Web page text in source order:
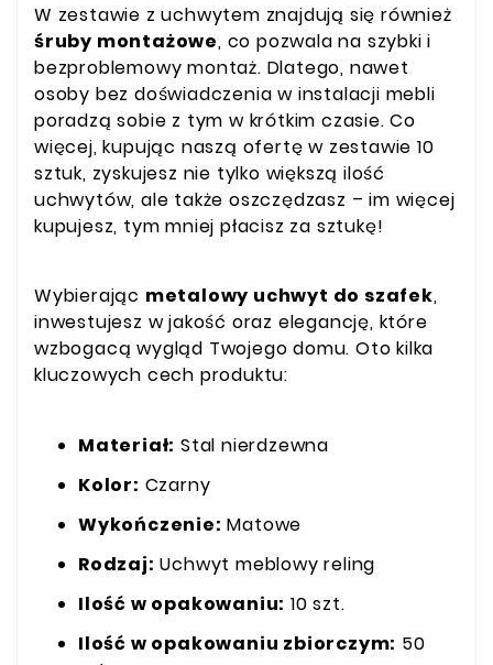
W zestawie z uchwytem znajdują się również
śruby montażowe, co pozwala na szybki i
bezproblemowy montaż. Dlatego, nawet
osoby bez doświadczenia w instalacji mebli
poradzą sobie z tym w krótkim czasie. Co
więcej, kupując naszą ofertę w zestawie 10
sztuk, zyskujesz nie tylko większą ilość
uchwytów, ale także oszczędzasz – im więcej
kupujesz, tym mniej płacisz za sztukę!
Wybierając metalowy uchwyt do szafek,
inwestujesz w jakość oraz elegancję, które
wzbogacą wygląd Twojego domu. Oto kilka
kluczowych cech produktu:
Materiał: Stal nierdzewna
Kolor: Czarny
Wykończenie: Matowe
Rodzaj: Uchwyt meblowy reling
Ilość w opakowaniu: 10 szt.
Ilość w opakowaniu zbiorczym: 50